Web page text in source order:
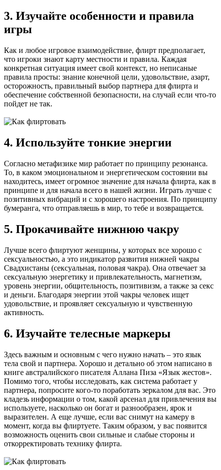
3. Изучайте особенности и правила
игры
Как и любое игровое взаимодействие, флирт предполагает,
что игроки знают карту местности и правила. Каждая
конкретная ситуация имеет свой контекст, но неписаные
правила просты: знание конечной цели, удовольствие, азарт,
осторожность, правильный выбор партнера для флирта и
обеспечение собственной безопасности, на случай если что-то
пойдет не так.
4. Используйте тонкие энергии
Согласно метафизике мир работает по принципу резонанса.
То, в каком эмоциональном и энергетическом состоянии вы
находитесь, имеет огромное значение для начала флирта, как в
принципе и для начала всего в нашей жизни. Играть лучше с
позитивных вибраций и с хорошего настроения. По принципу
бумеранга, что отправляешь в мир, то тебе и возвращается.
5. Прокачивайте нижнюю чакру
Лучше всего флиртуют женщины, у которых все хорошо с
сексуальностью, а это индикатор развития нижней чакры
Свадхистаны (сексуальная, половая чакра). Она отвечает за
сексуальную энергетику и привлекательность, магнетизм,
уровень энергии, общительность, позитивизм, а также за секс
и деньги. Благодаря энергии этой чакры человек ищет
удовольствие, и проявляет сексуальную и чувственную
активность.
6. Изучайте телесные маркеры
Здесь важным и основным с чего нужно начать – это язык
тела свой и партнера. Хорошо и детально об этом написано в
книге австралийского писателя Аллана Пиза «Язык жестов».
Помимо того, чтобы исследовать, как система работает у
партнера, попросите кого-то поработать зеркалом для вас. Это
кладезь информации о том, какой арсенал для привлечения вы
используете, насколько он богат и разнообразен, ярок и
выразителен. А еще лучше, если вас снимут на камеру в
момент, когда вы флиртуете. Таким образом, у вас появится
возможность оценить свои сильные и слабые стороны и
откорректировать технику флирта.